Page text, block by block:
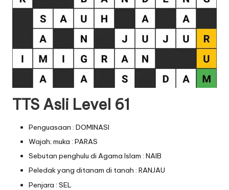
TTS Asli Level 61
Penguasaan : DOMINASI
Wajah; muka : PARAS
Sebutan penghulu di Agama Islam : NAIB
Peledak yang ditanam di tanah : RANJAU
Penjara : SEL